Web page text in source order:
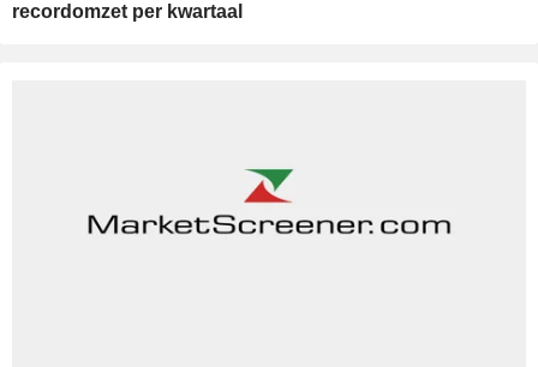
recordomzet per kwartaal